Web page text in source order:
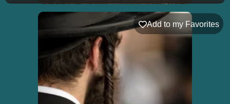
Add to my Favorites